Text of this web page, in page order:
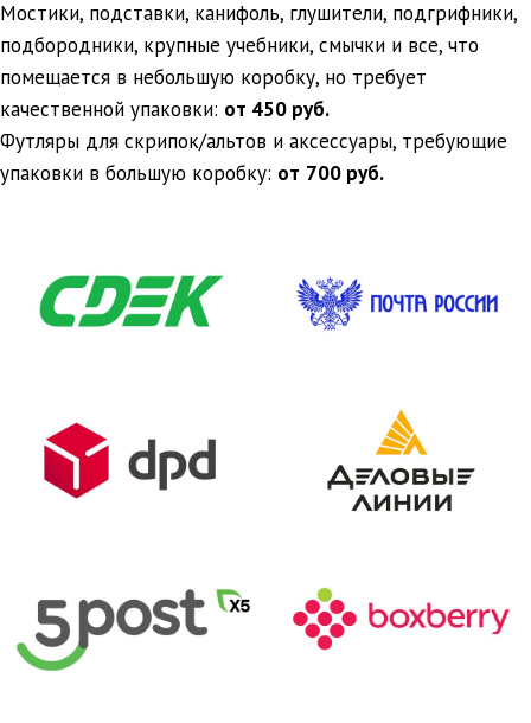
Мостики, подставки, канифоль, глушители, подгрифники,
подбородники, крупные учебники, смычки и все, что
помещается в небольшую коробку, но требует
качественной упаковки: от 450 руб.
Футляры для скрипок/альтов и аксессуары, требующие
упаковки в большую коробку: от 700 руб.